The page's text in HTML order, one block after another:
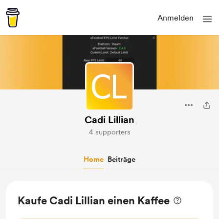
Anmelden
Cadi Lillian
4 supporters
Home Beiträge
Kaufe Cadi Lillian einen Kaffee